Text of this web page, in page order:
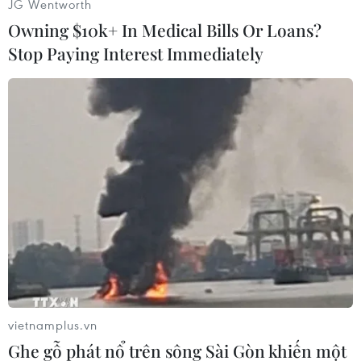
#Thổ Nhĩ Kỳ
#Điện hạt nhân
#Đàm phán
Nhật Bản Thổ Nhĩ Kỳ
JG Wentworth
Owning $10k+ In Medical Bills Or Loans?
Stop Paying Interest Immediately
vietnamplus.vn
Ghe gỗ phát nổ trên sông Sài Gòn khiến một